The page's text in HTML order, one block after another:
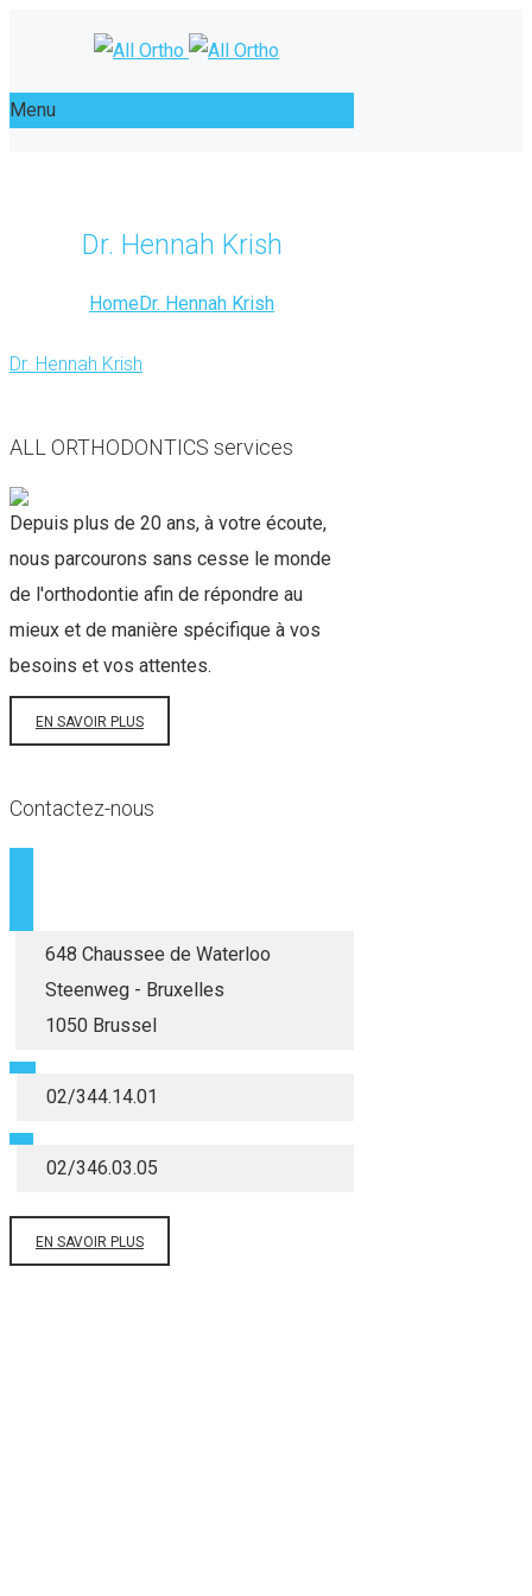
Menu
Dr. Hennah Krish
Home Dr. Hennah Krish
Dr. Hennah Krish
ALL ORTHODONTICS services
Depuis plus de 20 ans, à votre écoute,
nous parcourons sans cesse le monde
de l'orthodontie afin de répondre au
mieux et de manière spécifique à vos
besoins et vos attentes.
EN SAVOIR PLUS
Contactez-nous
648 Chaussee de Waterloo
Steenweg - Bruxelles
1050 Brussel
02/344.14.01
02/346.03.05
EN SAVOIR PLUS